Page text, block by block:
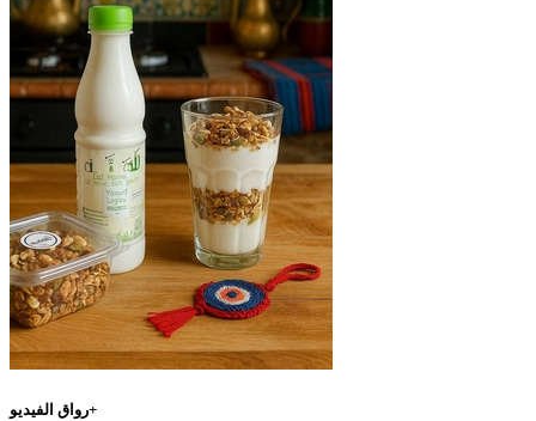
رواق الفيديو+